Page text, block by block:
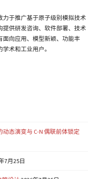
力于推广基于原子级别模拟技术
供研发咨询、软件部署、技术
面向应用、模型新颖、功能丰
术和工业用户。
态演变与 C-N 偶联前体锁定
7月25日